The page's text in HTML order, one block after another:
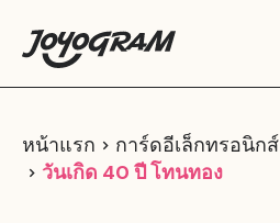
หน้าแรก การ์ดอีเล็กทรอนิกส์
วันเกิด 40 ปี โทนทอง